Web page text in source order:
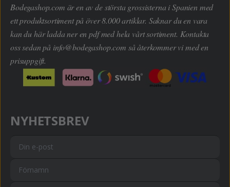
Bodegashop.com är en av de största grossisterna i Spanien med
ett produktsortiment på över 8.000 artiklar. Saknar du en vara
kan du här ladda ner en pdf med hela vårt sortiment. Kontakta
oss sedan på info@bodegashop.com så återkommer vi med en
prisuppgift.
NYHETSBREV